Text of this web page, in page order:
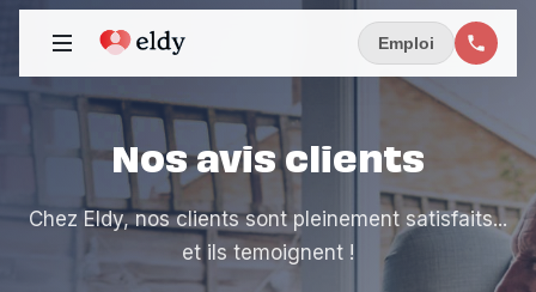
Emploi
Nos avis clients
Chez Eldy, nos clients sont pleinement satisfaits...
et ils temoignent !